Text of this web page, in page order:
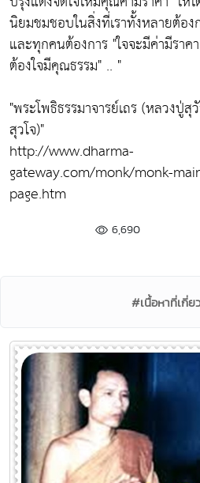
นิยมชมชอบในสิ่งที่เราทั้งหลายต้อง
และทุกคนต้องการ "ใจจะมีค่ามีราค
ต้องใจมีคุณธรรม" .. "
"พระโพธิธรรมาจารย์เถร (หลวงปู่สุ
สุวโจ)"
http://www.dharma-
gateway.com/monk/monk-
page.htm
6,690
#เนื้อหาที่เกี่ย